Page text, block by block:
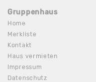
Gruppenhaus
Home
Merkliste
Kontakt
Haus vermieten
Impressum
Datenschutz